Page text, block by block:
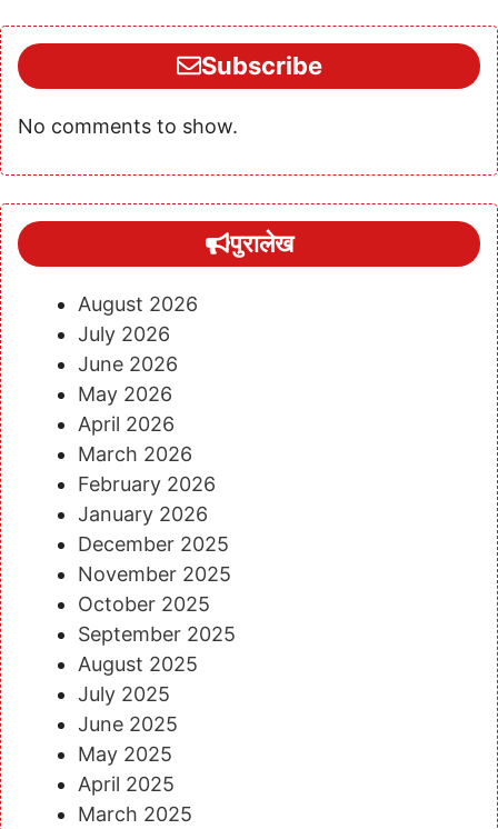
Subscribe
No comments to show.
पुरालेख
August 2026
July 2026
June 2026
May 2026
April 2026
March 2026
February 2026
January 2026
December 2025
November 2025
October 2025
September 2025
August 2025
July 2025
June 2025
May 2025
April 2025
March 2025